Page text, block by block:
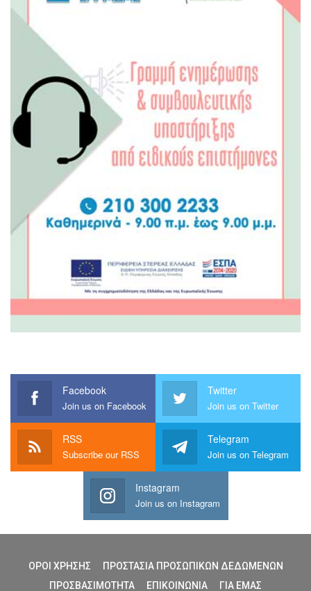
Facebook
Join us on Facebook
Twitter
Join us on Twitter
RSS
Subscribe our RSS
Telegram
Join us on Telegram
Instagram
Join us on Instagram
ΟΡΟΙ ΧΡΗΣΗΣ
ΠΡΟΣΤΑΣΙΑ ΠΡΟΣΩΠΙΚΩΝ ΔΕΔΩΜΕΝΩΝ
ΠΡΟΣΒΑΣΙΜΟΤΗΤΑ
ΕΠΙΚΟΙΝΩΝΙΑ ΓΙΑ ΕΜΑΣ